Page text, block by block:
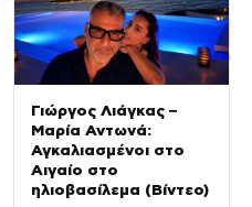
Γιώργος Λιάγκας –
Μαρία Αντωνά:
Αγκαλιασμένοι στο
Αιγαίο στο
ηλιοβασίλεμα (Βίντεο)